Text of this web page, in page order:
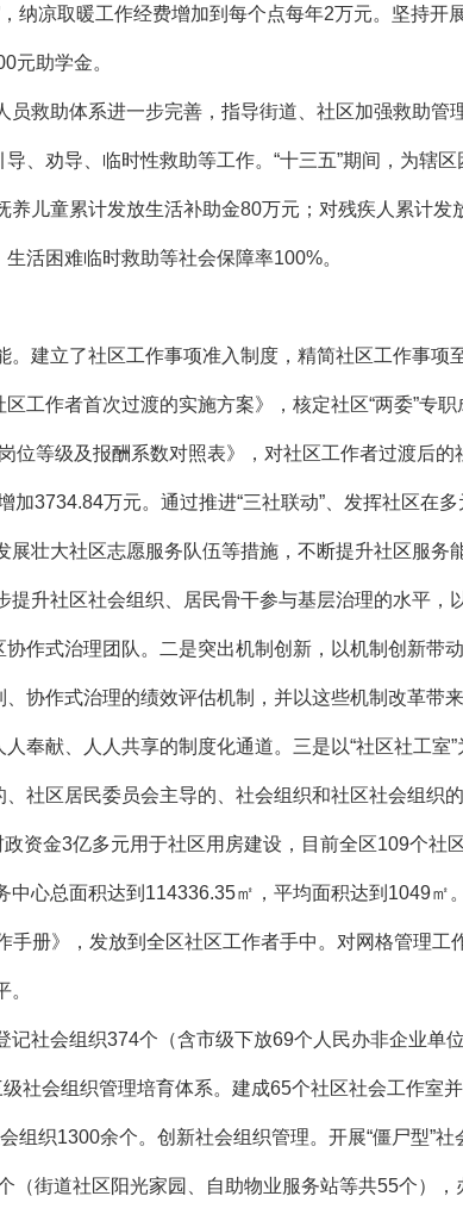
纳凉取暖工作经费增加到每个点每年2万元。坚持
元助学金。
员救助体系进一步完善，指导街道、社区加强救助管
、劝导、临时性救助等工作。“十三五”期间，为辖
儿童累计发放生活补助金80万元；对残疾人累计
活困难临时救助等社会保障率100%。
。建立了社区工作事项准入制度，精简社区工作事项
工作者首次过渡的实施方案》，核定社区“两委”专
位等级及报酬系数对照表》，对社区工作者过渡后
3734.84万元。通过推进“三社联动”、发挥社区在
展壮大社区志愿服务队伍等措施，不断提升社区服务
提升社区社会组织、居民骨干参与基层治理的水平，
作式治理团队。二是突出机制创新，以机制创新带
协作式治理的绩效评估机制，并以这些机制改革带
奉献、人人共享的制度化通道。三是以“社区社工室
社区居民委员会主导的、社会组织和社区社会组织
政资金3亿多元用于社区用房建设，目前全区109个社
心总面积达到114336.35㎡，平均面积达到1049㎡
手册》，发放到全区社区工作者手中。对网格管理
记社会组织374个（含市级下放69个人民办非企业单
社会组织管理培育体系。建成65个社区社会工作室
组织1300余个。创新社会组织管理。开展“僵尸型”
（街道社区阳光家园、自助物业服务站等共55个）